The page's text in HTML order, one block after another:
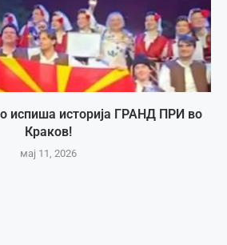
испиша историја ГРАНД ПРИ во
Краков!
мај 11, 2026